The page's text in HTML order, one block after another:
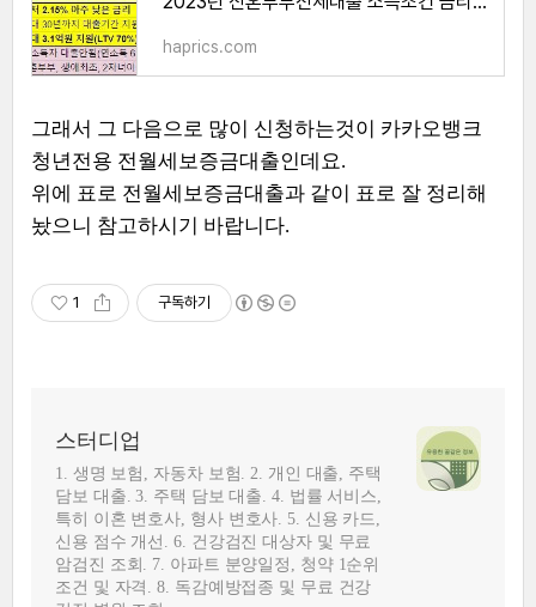
haprics.com
그래서 그 다음으로 많이 신청하는것이 카카오뱅크
청년전용 전월세보증금대출인데요.
위에 표로 전월세보증금대출과 같이 표로 잘 정리해
놨으니 참고하시기 바랍니다.
1 구독하기
스터디업
1. 생명 보험, 자동차 보험. 2. 개인 대출, 주택
담보 대출. 3. 주택 담보 대출. 4. 법률 서비스,
특히 이혼 변호사, 형사 변호사. 5. 신용 카드,
신용 점수 개선. 6. 건강검진 대상자 및 무료
암검진 조회. 7. 아파트 분양일정, 청약 1순위
조건 및 자격. 8. 독감예방접종 및 무료 건강